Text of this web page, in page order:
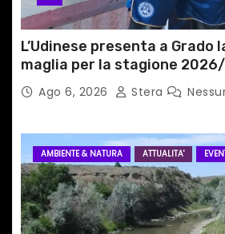
i
L’Udinese presenta a Grado
maglia per la stagione
Ago 6, 2026 Stera
AMBIENTE & NATURA ATTUALITA'